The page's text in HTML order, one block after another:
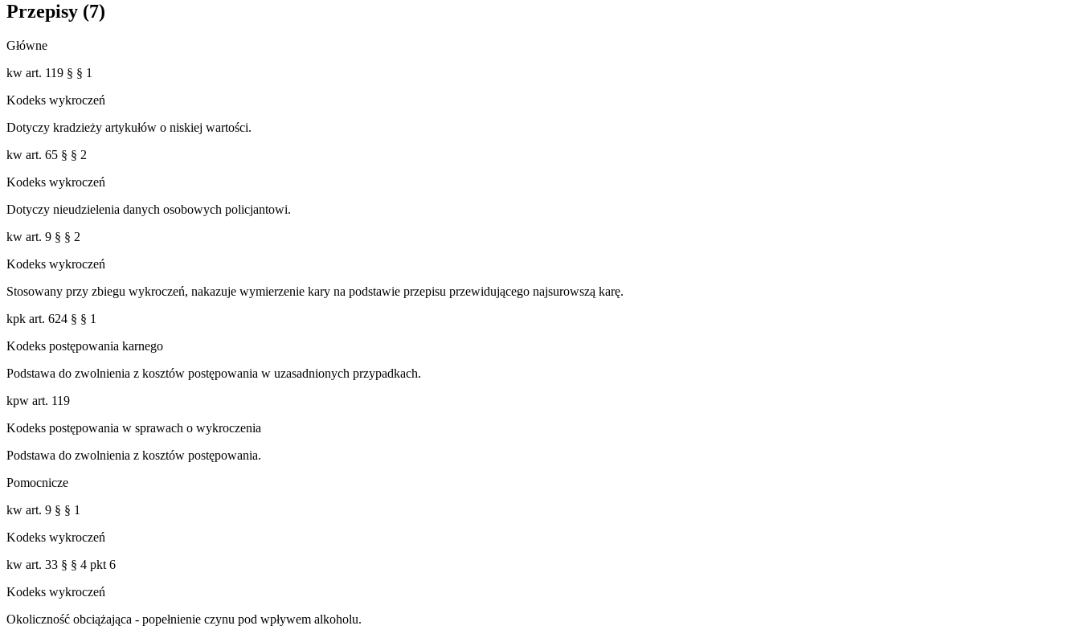
Przepisy (7)
Główne
kw art. 119 § § 1
Kodeks wykroczeń
Dotyczy kradzieży artykułów o niskiej wartości.
kw art. 65 § § 2
Kodeks wykroczeń
Dotyczy nieudzielenia danych osobowych policjantowi.
kw art. 9 § § 2
Kodeks wykroczeń
Stosowany przy zbiegu wykroczeń, nakazuje wymierzenie kary na podstawie przepisu przewidującego najsurowszą karę.
kpk art. 624 § § 1
Kodeks postępowania karnego
Podstawa do zwolnienia z kosztów postępowania w uzasadnionych przypadkach.
kpw art. 119
Kodeks postępowania w sprawach o wykroczenia
Podstawa do zwolnienia z kosztów postępowania.
Pomocnicze
kw art. 9 § § 1
Kodeks wykroczeń
kw art. 33 § § 4 pkt 6
Kodeks wykroczeń
Okoliczność obciążająca - popełnienie czynu pod wpływem alkoholu.